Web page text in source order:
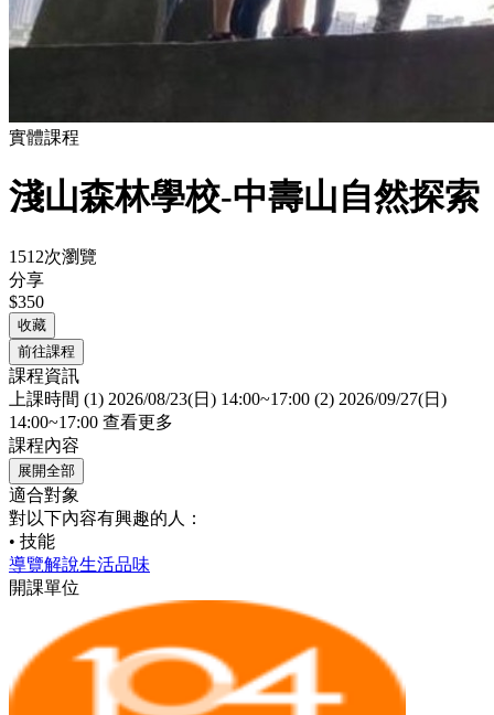
實體課程
淺山森林學校-中壽山自然探索
1512次瀏覽
分享
$350
收藏
前往課程
課程資訊
上課時間 (1) 2026/08/23(日) 14:00~17:00 (2) 2026/09/27(日)
14:00~17:00 查看更多
課程內容
展開全部
適合對象
對以下內容有興趣的人：
• 技能
導覽解說生活品味
開課單位